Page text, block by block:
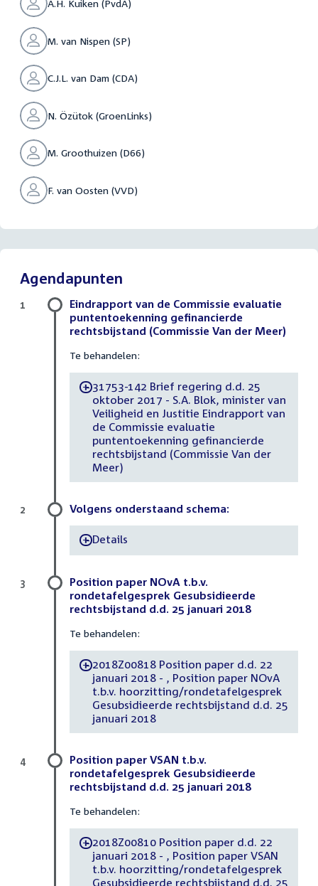
A.H. Kuiken (PvdA)
M. van Nispen (SP)
C.J.L. van Dam (CDA)
N. Özütok (GroenLinks)
M. Groothuizen (D66)
F. van Oosten (VVD)
Agendapunten
Eindrapport van de Commissie evaluatie
puntentoekenning gefinancierde
rechtsbijstand (Commissie Van der Meer)
Te behandelen:
-31753-142 Brief regering d.d. 25
oktober 2017 - S.A. Blok, minister van
Veiligheid en Justitie Eindrapport van
de Commissie evaluatie
puntentoekenning gefinancierde
rechtsbijstand (Commissie Van der
Meer)
1
Volgens onderstaand schema:
-Details
2
Position paper NOvA t.b.v.
rondetafelgesprek Gesubsidieerde
rechtsbijstand d.d. 25 januari 2018
Te behandelen:
-2018Z00818 Position paper d.d. 22
januari 2018 - , Position paper NOvA
t.b.v. hoorzitting/rondetafelgesprek
Gesubsidieerde rechtsbijstand d.d. 25
januari 2018
3
Position paper VSAN t.b.v.
rondetafelgesprek Gesubsidieerde
rechtsbijstand d.d. 25 januari 2018
Te behandelen:
-2018Z00810 Position paper d.d. 22
januari 2018 - , Position paper VSAN
t.b.v. hoorzitting/rondetafelgesprek
Gesubsidieerde rechtsbijstand d.d. 25
4